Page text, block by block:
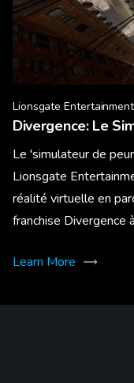
Lionsgate
Divergence: Le
Le 'simulateur de
Lionsgate
réalité virtuelle en
franchise Divergence
Learn More